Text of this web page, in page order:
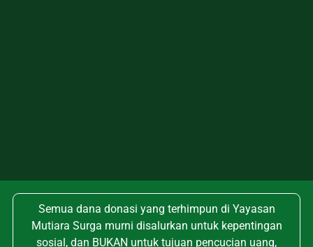
Semua dana donasi yang terhimpun di Yayasan
Mutiara Surga murni disalurkan untuk kepentingan
sosial, dan BUKAN untuk tujuan pencucian uang,